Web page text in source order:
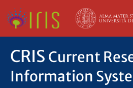
CRIS Current
Information